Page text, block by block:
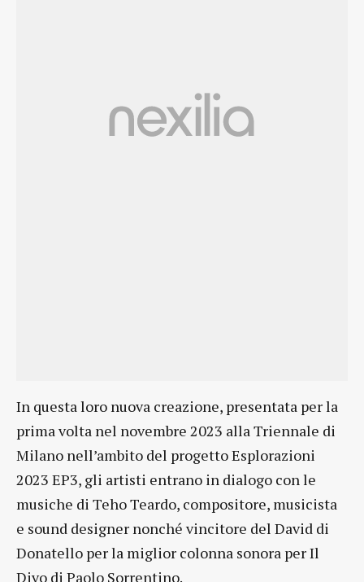
In questa loro nuova creazione, presentata per la
prima volta nel novembre 2023 alla Triennale di
Milano nell’ambito del progetto Esplorazioni
2023 EP3, gli artisti entrano in dialogo con le
musiche di Teho Teardo, compositore, musicista
e sound designer nonché vincitore del David di
Donatello per la miglior colonna sonora per Il
Divo di Paolo Sorrentino.